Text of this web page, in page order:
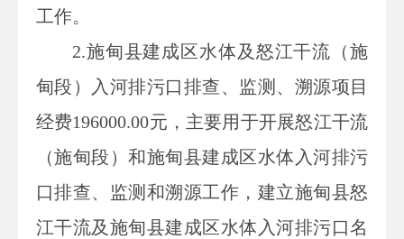
工作。
2.施甸县建成区水体及怒江干流（施
甸段）入河排污口排查、监测、溯源项目
经费196000.00元，主要用于开展怒江干流
（施甸段）和施甸县建成区水体入河排污
口排查、监测和溯源工作，建立施甸县怒
江干流及施甸县建成区水体入河排污口名